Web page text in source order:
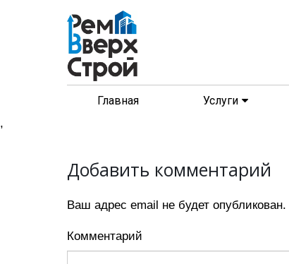
Главная Услуги
,
Добавить комментарий
Ваш адрес email не будет опубликован.
Комментарий